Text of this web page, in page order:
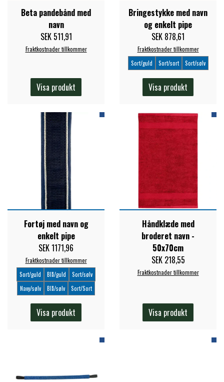
PREMIER EQUINE SADLER
PREMIER EQUINE SADEL TILBEHØR
PREMIER EQUINE SADELUNDERLAG
PREMIER EQUINE PADS
PREMIER EQUINE BENBESKYTTELSE
PREMIER EQUINE TRANSPORT
BESKYTTELSE
PREMIER EQUINE KØLETERAPI
PREMIER EQUINE GROOMING & STALD
PREMIER EQUINE RYTTER
FORAN EQUINE
HAPPY MOUTH
HEVARI
KÄLLQUIST EQUESTIAN
Beta pandebånd med
navn
SEK 511,91
Fraktkostnader tillkommer
Visa produkt
Bringestykke med navn
og enkelt pipe
SEK 878,61
Fraktkostnader tillkommer
Sort/guld
Sort/sort Sort/sølv
Visa produkt
Fortøj med navn og
enkelt pipe
SEK 1171,96
Fraktkostnader tillkommer
Sort/guld
Blå/guld
Sort/sølv
Navy/sølv
Blå/sølv Sort/Sort
Visa produkt
Håndklæde med
broderet navn -
50x70cm
SEK 218,55
Fraktkostnader tillkommer
Visa produkt